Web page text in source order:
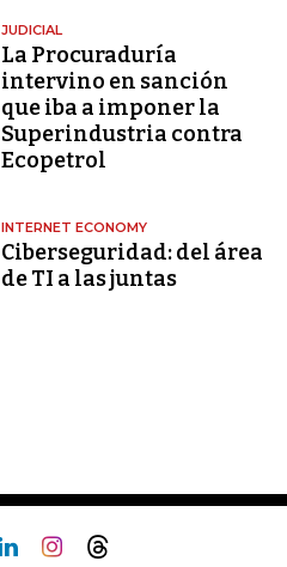
JUDICIAL
La Procuraduría
intervino en sanción
que iba a imponer la
Superindustria contra
Ecopetrol
INTERNET ECONOMY
Ciberseguridad: del área
de TI a las juntas